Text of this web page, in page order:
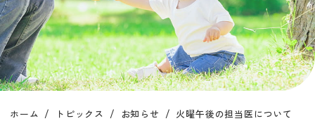
ホーム トピックス お知らせ 火曜午後の担当医について